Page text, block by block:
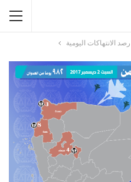
الانتهاكات اليومية